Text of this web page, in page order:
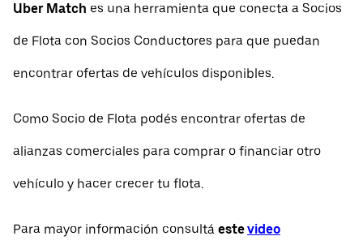
Uber Match es una herramienta que conecta a Socios
de Flota con Socios Conductores para que puedan
encontrar ofertas de vehículos disponibles.
Como Socio de Flota podés encontrar ofertas de
alianzas comerciales para comprar o financiar otro
vehículo y hacer crecer tu flota.
Para mayor información consultá estevideo